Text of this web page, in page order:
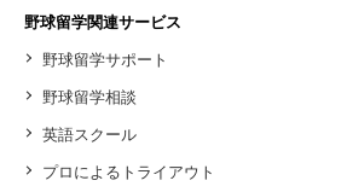
野球留学関連サービス
野球留学サポート
野球留学相談
英語スクール
プロによるトライアウト